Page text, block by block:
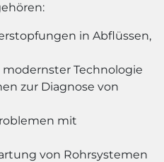
in Abflüssen,
Technologie
zur Diagnose von
mit
von Rohrsystemen